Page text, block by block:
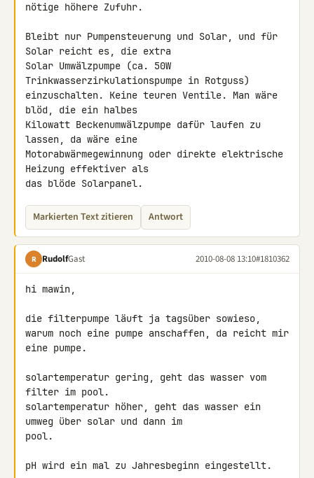
nötige höhere Zufuhr.
Bleibt nur Pumpensteuerung und Solar, und für
Solar reicht es, die extra
Solar Umwälzpumpe (ca. 50W
Trinkwasserzirkulationspumpe in Rotguss)
einzuschalten. Keine teuren Ventile. Man wäre
blöd, die ein halbes
Kilowatt Beckenumwälzpumpe dafür laufen zu
lassen, da wäre eine
Motorabwärmegewinnung oder direkte elektrische
Heizung effektiver als
das blöde Solarpanel.
Markierten Text zitieren Antwort
R RudolfGast 2010-08-08 13:10#1810362
hi mawin,
die filterpumpe läuft ja tagsüber sowieso,
warum noch eine pumpe anschaffen, da reicht mir
eine pumpe.
solartemperatur gering, geht das wasser vom
filter im pool.
solartemperatur höher, geht das wasser ein
umweg über solar und dann im
pool.
pH wird ein mal zu Jahresbeginn eingestellt.